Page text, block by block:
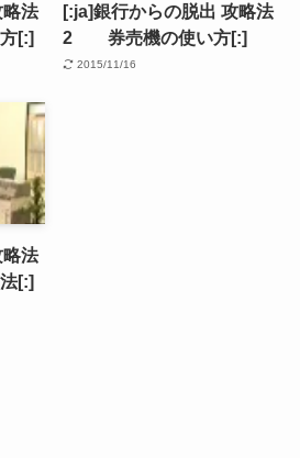
法
[:]
[:ja]銀行からの脱出 攻略法
2 券売機の使い方[:]
2015/11/16
法
[:]